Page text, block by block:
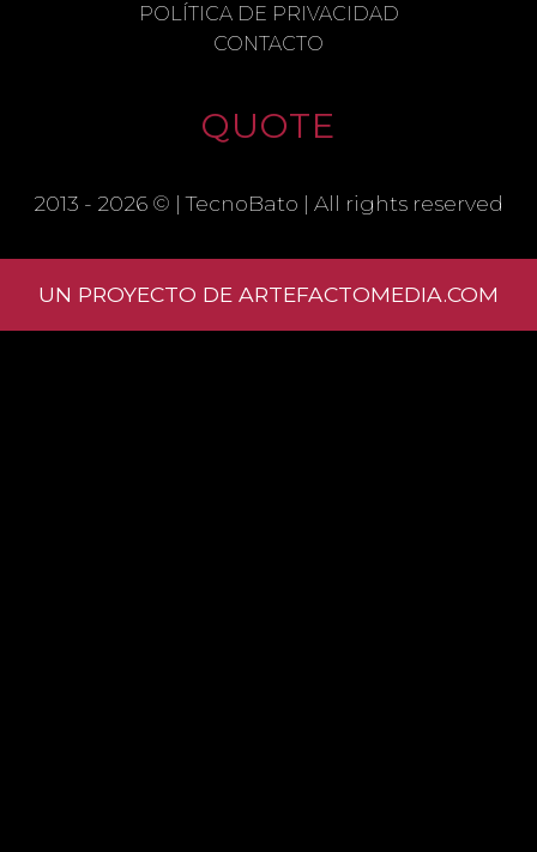
WEBSITE IN THIS BROWSER FOR THE
NEXT TIME I COMMENT.
Learn
POLÍTICA DE PRIVACIDAD
CONTACTO
QUOTE
2013 - 2026 © |TecnoBato | All rights reserved
UN PROYECTO DE ARTEFACTOMEDIA.COM